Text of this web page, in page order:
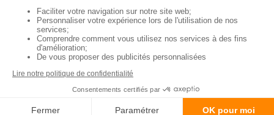
Pour souscrire une assurance dommages ouvrage
chez Gan, la première étape consiste à
demande de devis
démarche directement sur le site internet de Gan. Il
vous suffira de remplir un formulaire avec les
informations concernant votre projet de construction
ou de rénovation.